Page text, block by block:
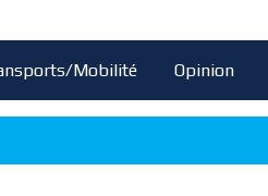
Mobilité Opinion